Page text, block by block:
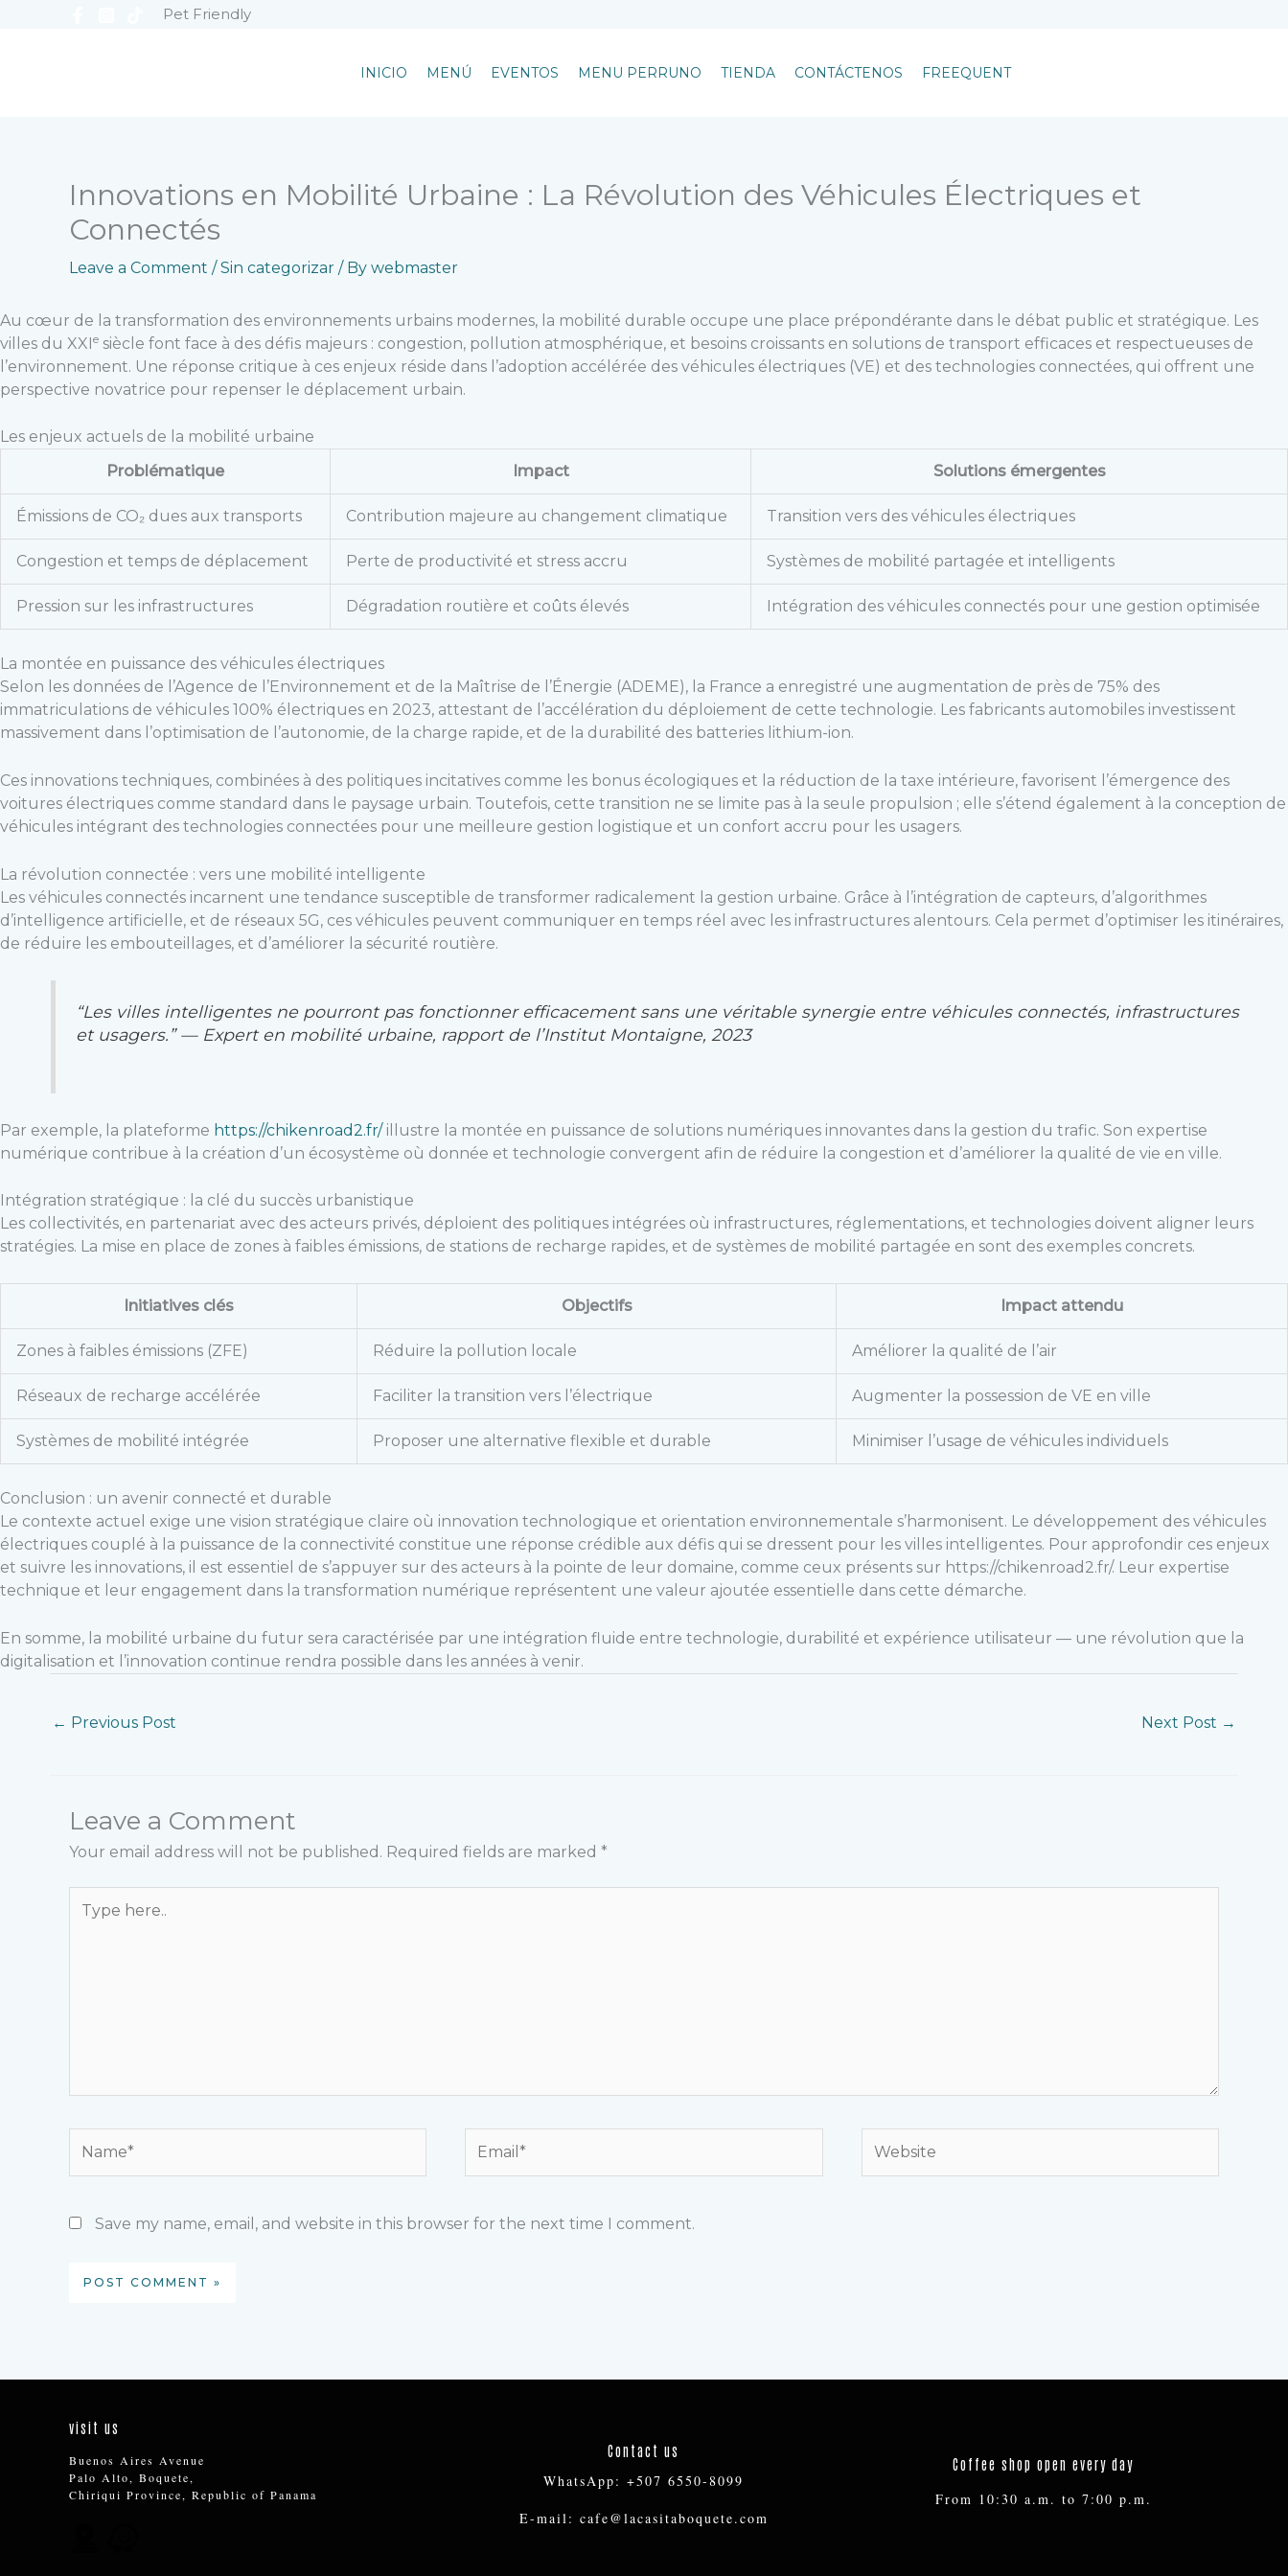
Pet Friendly
INICIO MENÚ EVENTOS MENU PERRUNO TIENDA CONTÁCTENOS FREEQUENT
Innovations en Mobilité Urbaine : La Révolution des Véhicules Électriques et
Connectés
Leave a Comment /Sin categorizar / By webmaster
Au cœur de la transformation des environnements urbains modernes, la mobilité durable occupe une place prépondérante dans le débat public et stratégique. Les
villes du XXIe siècle font face à des défis majeurs : congestion, pollution atmosphérique, et besoins croissants en solutions de transport efficaces et respectueuses de
l’environnement. Une réponse critique à ces enjeux réside dans l’adoption accélérée des véhicules électriques (VE) et des technologies connectées, qui offrent une
perspective novatrice pour repenser le déplacement urbain.
Les enjeux actuels de la mobilité urbaine
Problématique
Impact Solutions émergentes
Émissions de CO₂ dues aux transports Contribution majeure au changement climatique Transition vers des véhicules électriques
Congestion et temps de déplacement Perte de productivité et stress accru Systèmes de mobilité partagée et intelligents
Pression sur les infrastructures Dégradation routière et coûts élevés Intégration des véhicules connectés pour une gestion optimisée
La montée en puissance des véhicules électriques
Selon les données de l’Agence de l’Environnement et de la Maîtrise de l’Énergie (ADEME), la France a enregistré une augmentation de près de 75% des
immatriculations de véhicules 100% électriques en 2023, attestant de l’accélération du déploiement de cette technologie. Les fabricants automobiles investissent
massivement dans l’optimisation de l’autonomie, de la charge rapide, et de la durabilité des batteries lithium-ion.
Ces innovations techniques, combinées à des politiques incitatives comme les bonus écologiques et la réduction de la taxe intérieure, favorisent l’émergence des
voitures électriques comme standard dans le paysage urbain. Toutefois, cette transition ne se limite pas à la seule propulsion ; elle s’étend également à la conception de
véhicules intégrant des technologies connectées pour une meilleure gestion logistique et un confort accru pour les usagers.
La révolution connectée : vers une mobilité intelligente
Les véhicules connectés incarnent une tendance susceptible de transformer radicalement la gestion urbaine. Grâce à l’intégration de capteurs, d’algorithmes
d’intelligence artificielle, et de réseaux 5G, ces véhicules peuvent communiquer en temps réel avec les infrastructures alentours. Cela permet d’optimiser les itinéraires,
de réduire les embouteillages, et d’améliorer la sécurité routière.
“Les villes intelligentes ne pourront pas fonctionner efficacement sans une véritable synergie entre véhicules connectés, infrastructures
et usagers.” — Expert en mobilité urbaine, rapport de l’Institut Montaigne, 2023
Par exemple, la plateforme https://chikenroad2.fr/illustre la montée en puissance de solutions numériques innovantes dans la gestion du trafic. Son expertise
numérique contribue à la création d’un écosystème où donnée et technologie convergent afin de réduire la congestion et d’améliorer la qualité de vie en ville.
Intégration stratégique : la clé du succès urbanistique
Les collectivités, en partenariat avec des acteurs privés, déploient des politiques intégrées où infrastructures, réglementations, et technologies doivent aligner leurs
stratégies. La mise en place de zones à faibles émissions, de stations de recharge rapides, et de systèmes de mobilité partagée en sont des exemples concrets.
Initiatives clés Objectifs Impact attendu
Zones à faibles émissions (ZFE) Réduire la pollution locale Améliorer la qualité de l’air
Réseaux de recharge accélérée Faciliter la transition vers l’électrique Augmenter la possession de VE en ville
Systèmes de mobilité intégrée Proposer une alternative flexible et durable Minimiser l’usage de véhicules individuels
Conclusion : un avenir connecté et durable
Le contexte actuel exige une vision stratégique claire où innovation technologique et orientation environnementale s’harmonisent. Le développement des véhicules
électriques couplé à la puissance de la connectivité constitue une réponse crédible aux défis qui se dressent pour les villes intelligentes. Pour approfondir ces enjeux
et suivre les innovations, il est essentiel de s’appuyer sur des acteurs à la pointe de leur domaine, comme ceux présents sur https://chikenroad2.fr/. Leur expertise
technique et leur engagement dans la transformation numérique représentent une valeur ajoutée essentielle dans cette démarche.
En somme, la mobilité urbaine du futur sera caractérisée par une intégration fluide entre technologie, durabilité et expérience utilisateur — une révolution que la
digitalisation et l’innovation continue rendra possible dans les années à venir.
← Previous Post Next Post →
Leave a Comment
Your email address will not be published. Required fields are marked *
here..
Save my name, email, and website in this browser for the next time I comment.
visit us
Buenos Aires Avenue
Palo Alto, Boquete,
Chiriqui Province, Republic of Panama
Contact us
WhatsApp: +507 6550-8099
E-mail: cafe@lacasitaboquete.com
Coffee shop open every day
From 10:30 a.m. to 7:00 p.m.